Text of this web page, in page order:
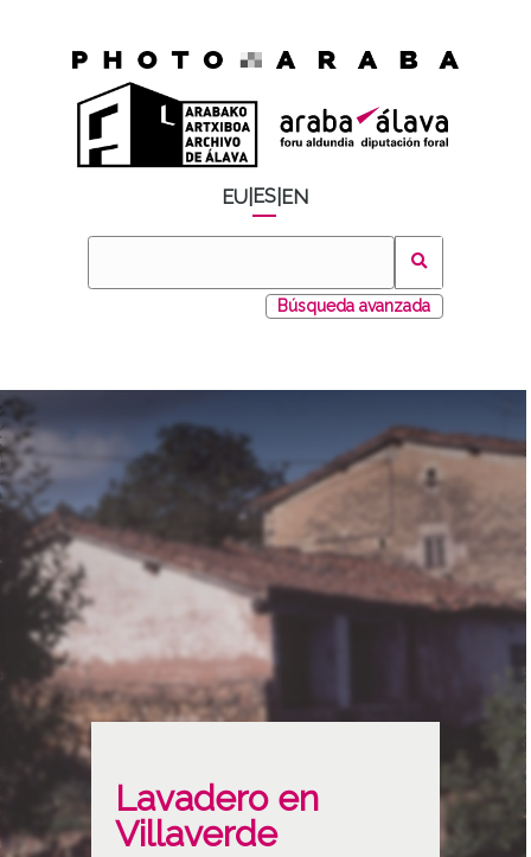
EU ES EN
Búsqueda avanzada
Lavadero en
Villaverde